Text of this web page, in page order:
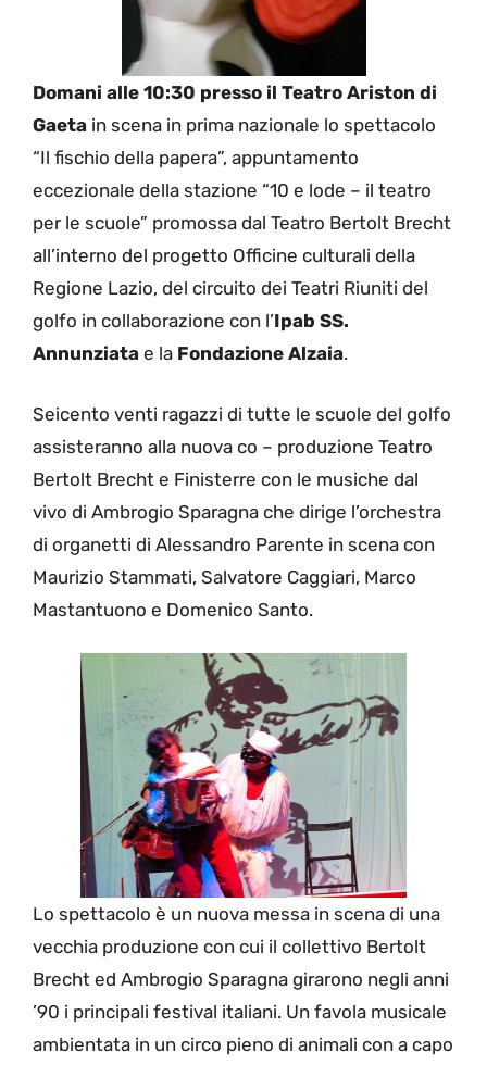
Domani alle 10:30 presso il Teatro Ariston di
Gaeta in scena in prima nazionale lo spettacolo
“Il fischio della papera”, appuntamento
eccezionale della stazione “10 e lode – il teatro
per le scuole” promossa dal Teatro Bertolt Brecht
all’interno del progetto Officine culturali della
Regione Lazio, del circuito dei Teatri Riuniti del
golfo in collaborazione con l’Ipab SS.
Annunziata e la Fondazione Alzaia.
Seicento venti ragazzi di tutte le scuole del golfo
assisteranno alla nuova co – produzione Teatro
Bertolt Brecht e Finisterre con le musiche dal
vivo di Ambrogio Sparagna che dirige l’orchestra
di organetti di Alessandro Parente in scena con
Maurizio Stammati, Salvatore Caggiari, Marco
Mastantuono e Domenico Santo.
Lo spettacolo è un nuova messa in scena di una
vecchia produzione con cui il collettivo Bertolt
Brecht ed Ambrogio Sparagna girarono negli anni
’90 i principali festival italiani. Un favola musicale
ambientata in un circo pieno di animali con a capo